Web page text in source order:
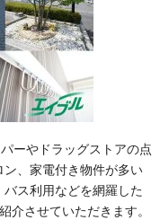
ーやドラッグストアの点
、家電付き物件が多い
ス利用などを網羅した
介させていただきます。